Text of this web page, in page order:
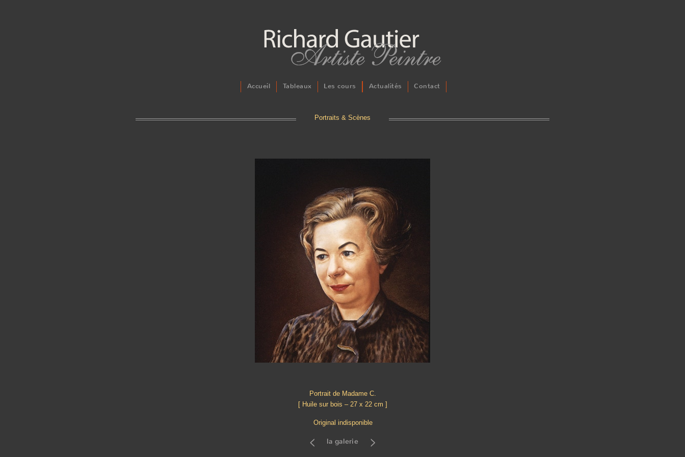
Accueil Tableaux Les cours Actualités Contact
Portraits & Scènes
Portrait de Madame C.
[ Huile sur bois – 27 x 22 cm ]
Original indisponible
< la galerie >